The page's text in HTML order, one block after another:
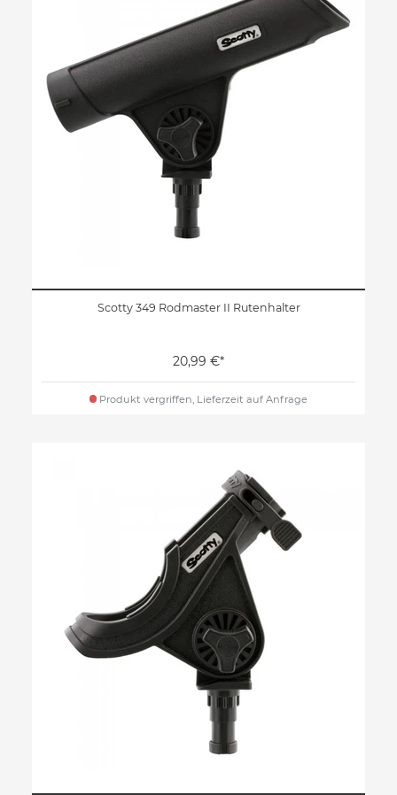
Scotty 349 Rodmaster II Rutenhalter
20,99 €*
Produkt vergriffen, Lieferzeit auf Anfrage